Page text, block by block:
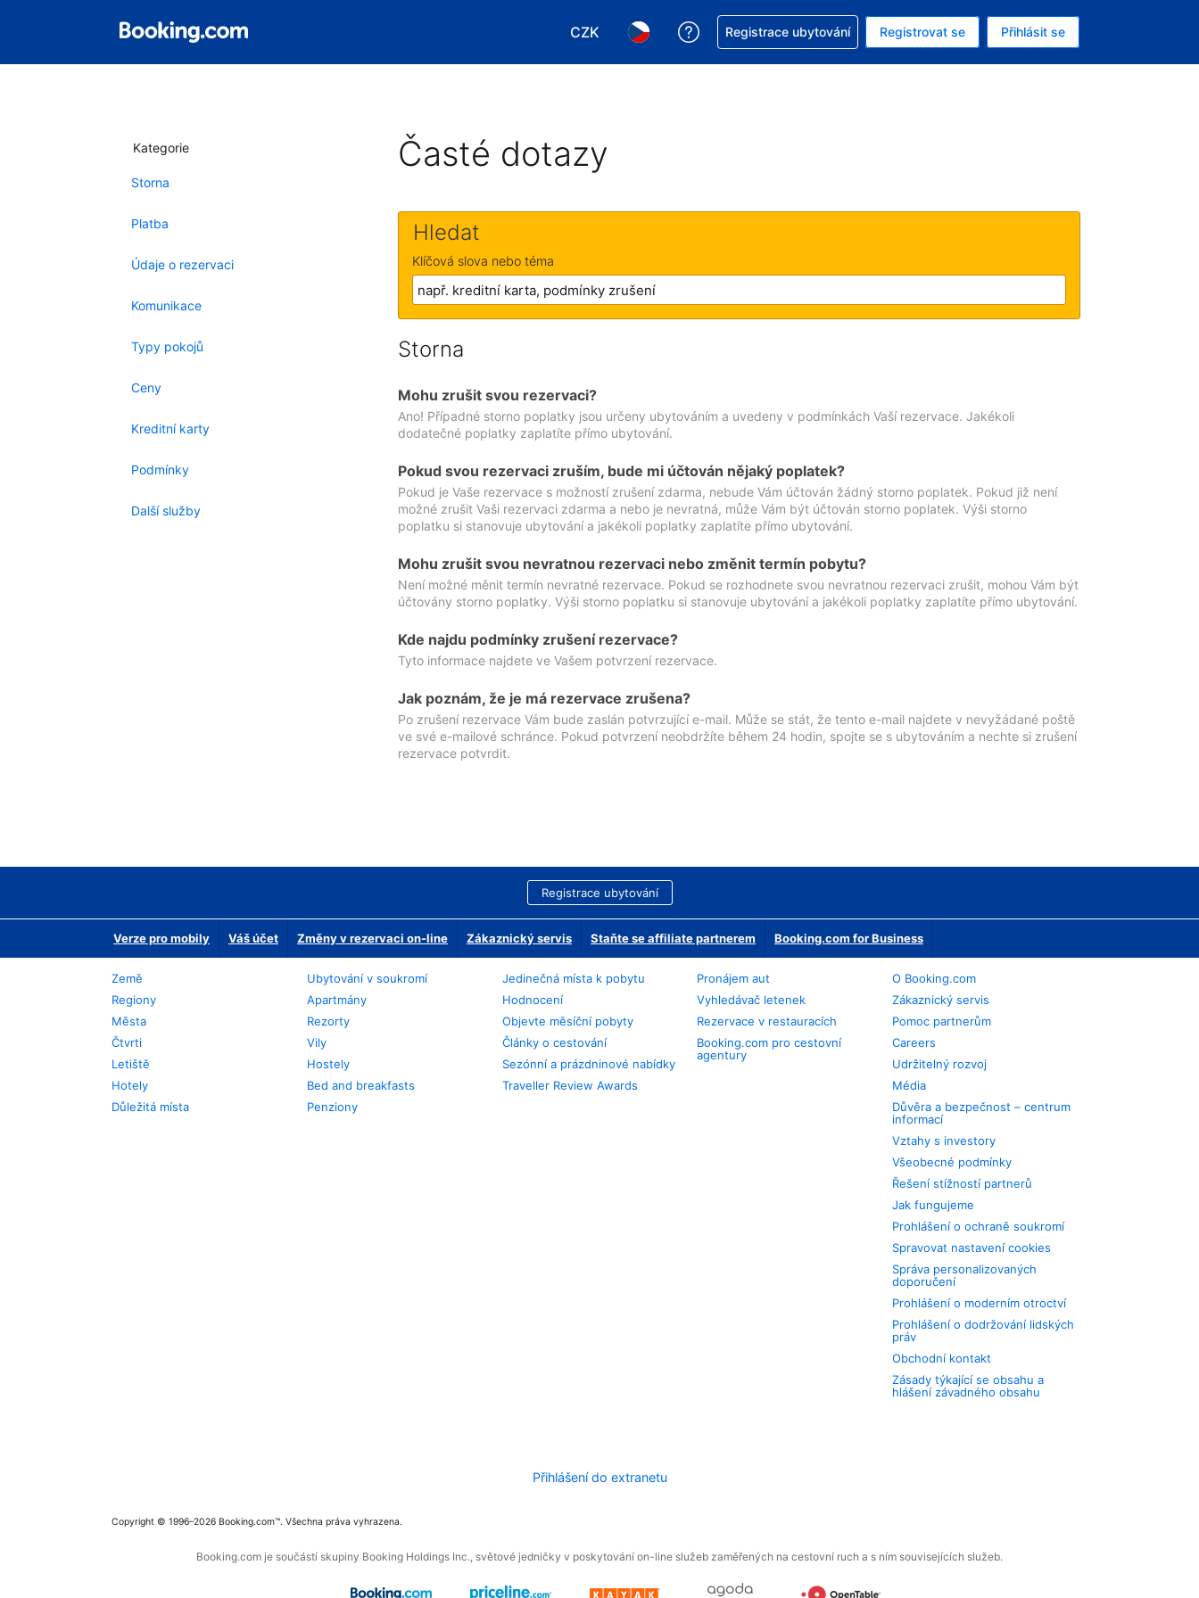
CZK
Vyberte si měnu. Aktuálně zvolená měna: Česká koruna
Vyberte si jazyk. Aktuálně zvolený jazyk: V češtině
Asistence s rezervací
Registrace ubytování Registrovat se Přihlásit se
Kategorie
Storna
Platba
Údaje o rezervaci
Komunikace
Typy pokojů
Ceny
Kreditní karty
Podmínky
Další služby
Časté dotazy
Hledat
Klíčová slova nebo téma
Storna
Mohu zrušit svou rezervaci?
Ano! Případné storno poplatky jsou určeny ubytováním a uvedeny v podmínkách Vaší rezervace. Jakékoli
dodatečné poplatky zaplatíte přímo ubytování.
Pokud svou rezervaci zruším, bude mi účtován nějaký poplatek?
Pokud je Vaše rezervace s možností zrušení zdarma, nebude Vám účtován žádný storno poplatek. Pokud již není
možné zrušit Vaši rezervaci zdarma a nebo je nevratná, může Vám být účtován storno poplatek. Výši storno
poplatku si stanovuje ubytování a jakékoli poplatky zaplatíte přímo ubytování.
Mohu zrušit svou nevratnou rezervaci nebo změnit termín pobytu?
Není možné měnit termín nevratné rezervace. Pokud se rozhodnete svou nevratnou rezervaci zrušit, mohou Vám být
účtovány storno poplatky. Výši storno poplatku si stanovuje ubytování a jakékoli poplatky zaplatíte přímo ubytování.
Kde najdu podmínky zrušení rezervace?
Tyto informace najdete ve Vašem potvrzení rezervace.
Jak poznám, že je má rezervace zrušena?
Po zrušení rezervace Vám bude zaslán potvrzující e-mail. Může se stát, že tento e-mail najdete v nevyžádané poště
ve své e-mailové schránce. Pokud potvrzení neobdržíte během 24 hodin, spojte se s ubytováním a nechte si zrušení
rezervace potvrdit.
Registrace ubytování
Verze pro mobily Váš účet Změny v rezervaci on-line Zákaznický servis Staňte se affiliate partnerem Booking.com for Business
Země
Regiony
Města
Čtvrti
Letiště
Hotely
Důležitá místa
Ubytování v soukromí
Apartmány
Rezorty
Vily
Hostely
Bed and breakfasts
Penziony
Jedinečná místa k pobytu
Hodnocení
Objevte měsíční pobyty
Články o cestování
Sezónní a prázdninové nabídky
Traveller Review Awards
Pronájem aut
Vyhledávač letenek
Rezervace v restauracích
Booking.com pro cestovní
agentury
O Booking.com
Zákaznický servis
Pomoc partnerům
Careers
Udržitelný rozvoj
Média
Důvěra a bezpečnost – centrum
informací
Vztahy s investory
Všeobecné podmínky
Řešení stížností partnerů
Jak fungujeme
Prohlášení o ochraně soukromí
Spravovat nastavení cookies
Správa personalizovaných
doporučení
Prohlášení o moderním otroctví
Prohlášení o dodržování lidských
práv
Obchodní kontakt
Zásady týkající se obsahu a
hlášení závadného obsahu
Přihlášení do extranetu
Copyright © 1996–2026 Booking.com™. Všechna práva vyhrazena.
Booking.com je součástí skupiny Booking Holdings Inc., světové jedničky v poskytování on-line služeb zaměřených na cestovní ruch a s ním souvisejících služeb.